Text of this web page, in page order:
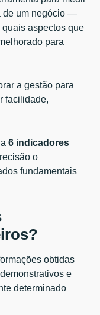
de um negócio —
aspectos que
para
a gestão para
facilidade,
6 indicadores
o
fundamentais
obtidas
e
determinado